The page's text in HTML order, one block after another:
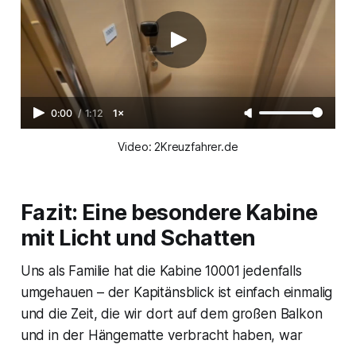
0:00 / 1:12 1×
Video: 2Kreuzfahrer.de
Fazit: Eine besondere Kabine
mit Licht und Schatten
Uns als Familie hat die Kabine 10001 jedenfalls
umgehauen – der Kapitänsblick ist einfach einmalig
und die Zeit, die wir dort auf dem großen Balkon
und in der Hängematte verbracht haben, war